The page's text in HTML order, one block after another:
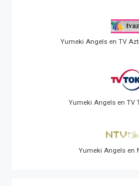
Yumeki Angels en TV
Yumeki Angels en TV
Yumeki Angels en